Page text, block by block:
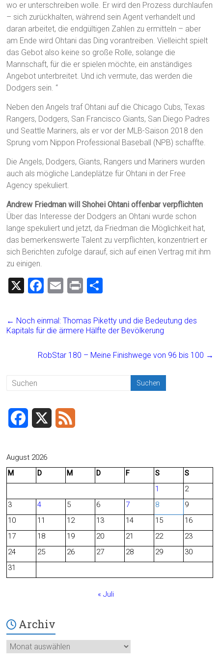
wo er unterschreiben wolle. Er wird den Prozess durchlaufen
– sich zurückhalten, während sein Agent verhandelt und
daran arbeitet, die endgültigen Zahlen zu ermitteln – aber
am Ende wird Ohtani das Ding vorantreiben. Vielleicht spielt
das Gebot also keine so große Rolle, solange die
Mannschaft, für die er spielen möchte, ein anständiges
Angebot unterbreitet. Und ich vermute, das werden die
Dodgers sein. “
Neben den Angels traf Ohtani auf die Chicago Cubs, Texas
Rangers, Dodgers, San Francisco Giants, San Diego Padres
und Seattle Mariners, als er vor der MLB-Saison 2018 den
Sprung vom Nippon Professional Baseball (NPB) schaffte.
Die Angels, Dodgers, Giants, Rangers und Mariners wurden
auch als mögliche Landeplätze für Ohtani in der Free
Agency spekuliert.
Andrew Friedman will Shohei Ohtani offenbar verpflichten
Über das Interesse der Dodgers an Ohtani wurde schon
lange spekuliert und jetzt, da Friedman die Möglichkeit hat,
das bemerkenswerte Talent zu verpflichten, konzentriert er
sich Berichten zufolge darauf, sich auf einen Vertrag mit ihm
zu einigen.
X
F
ce
b
o
E
ai
l
Pr
t
e
n
← Noch einmal: Thomas Piketty und die Bedeutung des
Kapitals für die ärmere Hälfte der Bevölkerung
RobStar 180 – Meine Finishwege von 96 bis 100 →
c
b
o
August 2026
M
D M D F S
S
1
2
3
4 5 6 7 8
9
10
11 12 13 14 15
16
17
18 19 20 21 22
23
24
25 26 27 28 29
30
31
« Juli
Archiv
Archiv